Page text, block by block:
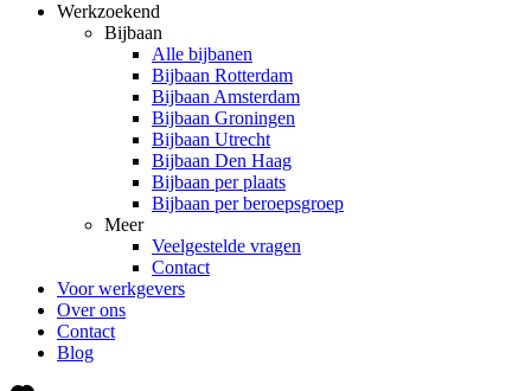
Werkzoekend
Bijbaan
Alle bijbanen
Bijbaan Rotterdam
Bijbaan Amsterdam
Bijbaan Groningen
Bijbaan Utrecht
Bijbaan Den Haag
Bijbaan per plaats
Bijbaan per beroepsgroep
Meer
Veelgestelde vragen
Contact
Voor werkgevers
Over ons
Contact
Blog